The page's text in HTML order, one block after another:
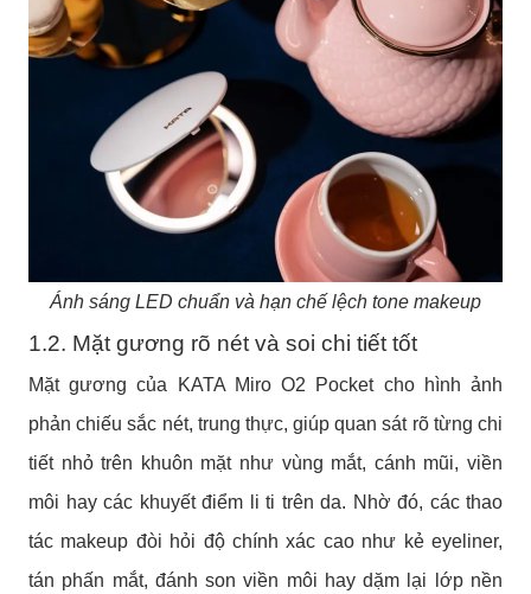
Ánh sáng LED chuẩn và hạn chế lệch tone makeup
1.2. Mặt gương rõ nét và soi chi tiết tốt
Mặt gương của KATA Miro O2 Pocket cho hình ảnh
phản chiếu sắc nét, trung thực, giúp quan sát rõ từng chi
tiết nhỏ trên khuôn mặt như vùng mắt, cánh mũi, viền
môi hay các khuyết điểm li ti trên da. Nhờ đó, các thao
tác makeup đòi hỏi độ chính xác cao như kẻ eyeliner,
tán phấn mắt, đánh son viền môi hay dặm lại lớp nền